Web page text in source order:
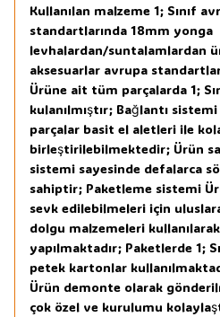
Kullanılan malzeme 1; Sınıf
standartlarında 18mm yonga
levhalardan/suntalamlardan
aksesuarlar avrupa
Ürüne ait tüm parçalarda 1;
kulanılmıştır; Bağlantı
parçalar basit el aletleri ile
birleştirilebilmektedir; Ürün
sistemi sayesinde defalarca
sahiptir; Paketleme sistemi
sevk edilebilmeleri için
dolgu malzemeleri
yapılmaktadır; Paketlerde 1;
petek kartonlar
Ürün demonte olarak
çok özel ve kurulumu